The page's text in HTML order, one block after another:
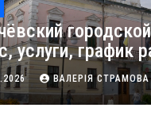
услуги, график
ВАЛЕРІЯ СТРАМОВА